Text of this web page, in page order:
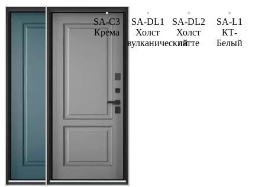
SA-C3
Крема
SA-DL1
Холст
вулканический
SA-DL2
Холст
латте
SA-L1
КТ-
Белый